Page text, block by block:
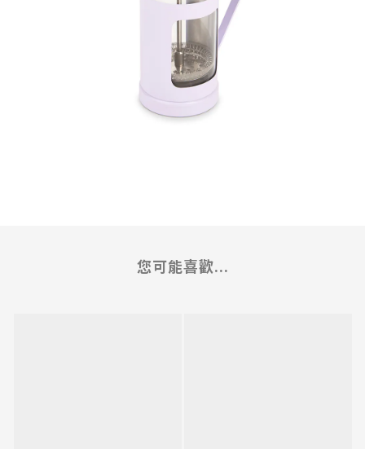
您可能喜歡...